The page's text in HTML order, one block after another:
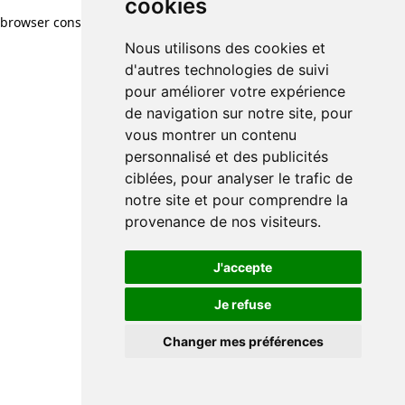
cookies
Nous utilisons des cookies et
d'autres technologies de suivi
pour améliorer votre expérience
de navigation sur notre site, pour
vous montrer un contenu
personnalisé et des publicités
ciblées, pour analyser le trafic de
notre site et pour comprendre la
provenance de nos visiteurs.
J'accepte
Je refuse
Changer mes préférences
browser console for more information)